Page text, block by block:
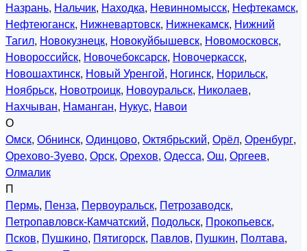
Назрань, Нальчик, Находка, Невинномысск, Нефтекамск,
Нефтеюганск, Нижневартовск, Нижнекамск, Нижний
Тагил, Новокузнецк, Новокуйбышевск, Новомосковск,
Новороссийск, Новочебоксарск, Новочеркасск,
Новошахтинск, Новый Уренгой, Ногинск, Норильск,
Ноябрьск, Новотроицк, Новоуральск, Николаев,
Нахчыван, Наманган, Нукус, Навои
О
Омск, Обнинск, Одинцово, Октябрьский, Орёл, Оренбург,
Орехово-Зуево, Орск, Орехов, Одесса, Ош, Оргеев,
Олмалик
П
Пермь, Пенза, Первоуральск, Петрозаводск,
Петропавловск-Камчатский, Подольск, Прокопьевск,
Псков, Пушкино, Пятигорск, Павлов, Пушкин, Полтава,